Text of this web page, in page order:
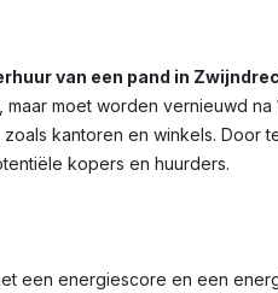
van een pand in
maar moet worden vernieuwd
kantoren en winkels.
kopers en huurders.
een energiescore en een